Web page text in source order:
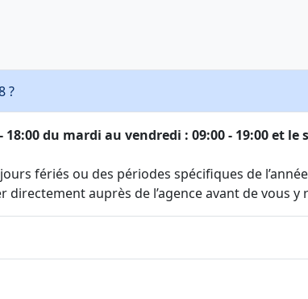
?
du mardi au vendredi : 09:00 - 19:00 et le
fériés ou des périodes spécifiques de
auprès de l’agence avant de vous y